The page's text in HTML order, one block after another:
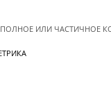
ПОЛНОЕ ИЛИ ЧАСТИЧНОЕ